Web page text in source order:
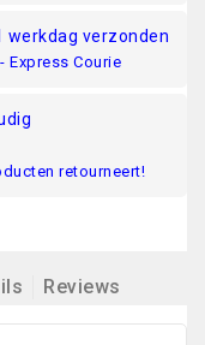
werkdag verzonden
Express Courie
retourneert!
Reviews